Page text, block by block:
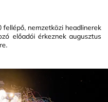
nemzetközi headlinerek
előadói érkeznek augusztus